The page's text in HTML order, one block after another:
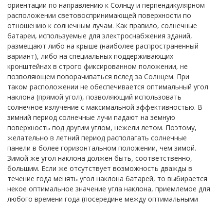
ориентации по направлению к Солнцу и перпендикулярном
расположении световоспринимающей поверхности по
отношению к солнечным лучам. Как правило, солнечные
батареи, используемые для электроснабжения зданий,
размещают либо на крыше (наиболее распространенный
вариант), либо на специальных поддерживающих
кронштейнах в строго фиксированном положении, не
позволяющем поворачиваться вслед за Солнцем. При
таком расположении не обеспечивается оптимальный угол
наклона (прямой угол), позволяющий использовать
солнечное излучение с максимальной эффективностью. В
зимний период солнечные лучи падают на земную
поверхность под другим углом, нежели летом. Поэтому,
желательно в летний период располагать солнечные
панели в более горизонтальном положении, чем зимой.
Зимой же угол наклона должен быть, соответственно,
большим. Если же отсутствует возможность дважды в
течение года менять угол наклона батарей, то выбирается
некое оптимальное значение угла наклона, приемлемое для
любого времени года (посередине между оптимальными